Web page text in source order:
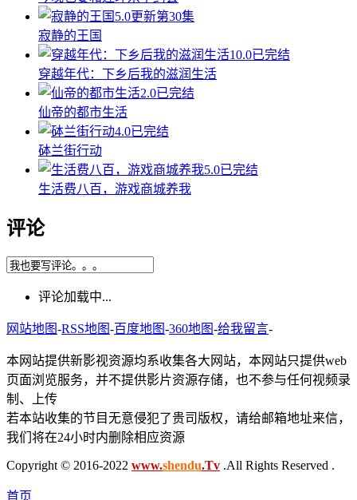
5.0更新第30集
寂静的王国
10.0已完结
穿越年代：下乡后我的滋润生活
2.0已完结
仙帝的都市生活
4.0已完结
砵兰街行动
5.0已完结
生活费八百，游戏商城养我
评论
评论加载中...
网站地图-RSS地图-百度地图-360地图-给我留言-
本网站提供新影视资源均系收集各大网站，本网站只提供web
页面浏览服务，并不提供影片资源存储，也不参与任何视频录
制、上传
若本站收集的节目无意侵犯了贵司版权，请给邮箱地址来信，
我们将在24小时内删除相应资源
Copyright © 2016-2022 www.shendu.Tv .All Rights Reserved .
首页